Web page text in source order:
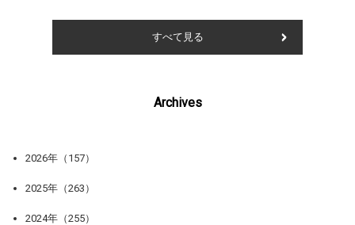
すべて見る
Archives
2026年（157）
2025年（263）
2024年（255）